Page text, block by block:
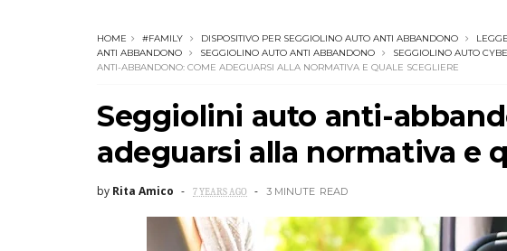
HOME #FAMILY DISPOSITIVO PER SEGGIOLINO AUTO ANTI ABBANDONO
ANTI ABBANDONO
SEGGIOLINO AUTO ANTI ABBANDONO SEGGIOLINO AUTO
ANTI-ABBANDONO: COME ADEGUARSI ALLA NORMATIVA E QUALE SCEGLIERE
Seggiolini auto anti-
adeguarsi alla normativa e
by Rita Amico 7 YEARS AGO 3 MINUTE READ